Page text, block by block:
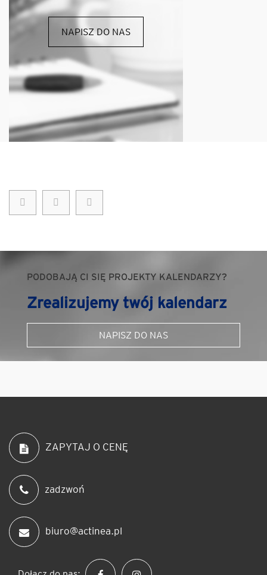
NAPISZ DO NAS
PODOBAJĄ CI SIĘ PROJEKTY KALENDARZY?
Zrealizujemy twój kalendarz
NAPISZ DO NAS
ZAPYTAJ O CENĘ
zadzwoń
biuro@actinea.pl